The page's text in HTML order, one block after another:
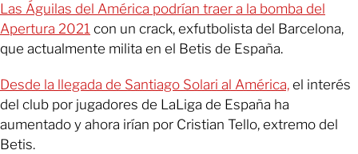
Las Águilas del América podrían traer a la bomba del
Apertura 2021 con un crack, exfutbolista del Barcelona,
que actualmente milita en el Betis de España.
Desde la llegada de Santiago Solari al América, el interés
del club por jugadores de LaLiga de España ha
aumentado y ahora irían por Cristian Tello, extremo del
Betis.